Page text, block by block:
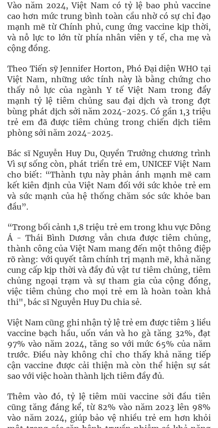
Vào năm 2024, Việt Nam có tỷ lệ bao phủ vaccine
cao hơn mức trung bình toàn cầu nhờ có sự chỉ đạo
mạnh mẽ từ Chính phủ, cung ứng vaccine kịp thời,
và nỗ lực to lớn từ phía nhân viên y tế, cha mẹ và
cộng đồng.
Theo Tiến sỹ Jennifer Horton, Phó Đại diện WHO tại
Việt Nam, những ước tính này là bằng chứng cho
thấy nỗ lực của ngành Y tế Việt Nam trong đẩy
mạnh tỷ lệ tiêm chủng sau đại dịch và trong đợt
bùng phát dịch sởi năm 2024-2025. Có gần 1,3 triệu
trẻ em đã được tiêm chủng trong chiến dịch tiêm
phòng sởi năm 2024-2025.
Bác sĩ Nguyễn Huy Du, Quyền Trưởng chương trình
Vì sự sống còn, phát triển trẻ em, UNICEF Việt Nam
cho biết: “Thành tựu này phản ánh mạnh mẽ cam
kết kiên định của Việt Nam đối với sức khỏe trẻ em
và sức mạnh của hệ thống chăm sóc sức khỏe ban
đầu”.
“Trong bối cảnh 1,8 triệu trẻ em trong khu vực Đông
Á - Thái Bình Dương vẫn chưa được tiêm chủng,
thành công của Việt Nam mang đến một thông điệp
rõ ràng: với quyết tâm chính trị mạnh mẽ, khả năng
cung cấp kịp thời và đầy đủ vật tư tiêm chủng, tiêm
chủng ngoại trạm và sự tham gia của cộng đồng,
việc tiêm chủng cho mọi trẻ em là hoàn toàn khả
thi", bác sĩ Nguyễn Huy Du chia sẻ.
Việt Nam cũng ghi nhận tỷ lệ trẻ em được tiêm 3 liều
vaccine bạch hầu, uốn ván và ho gà tăng 32%, đạt
97% vào năm 2024, tăng so với mức 65% của năm
trước. Điều này không chỉ cho thấy khả năng tiếp
cận vaccine được cải thiện mà còn thể hiện sự sát
sao với việc hoàn thành lịch tiêm đầy đủ.
Thêm vào đó, tỷ lệ tiêm mũi vaccine sởi đầu tiên
cũng tăng đáng kể, từ 82% vào năm 2023 lên 98%
vào năm 2024, giúp bảo vệ nhiều trẻ em hơn khỏi